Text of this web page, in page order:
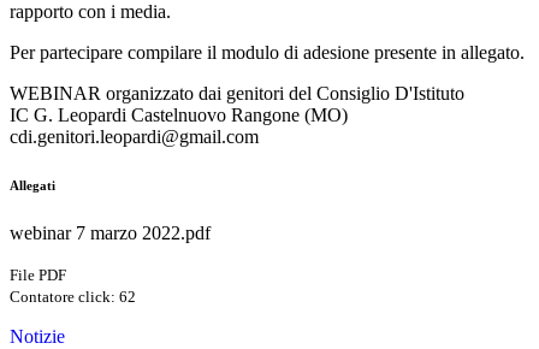
rapporto con i media.
Per partecipare compilare il modulo di adesione presente in allegato.
WEBINAR organizzato dai genitori del Consiglio D'Istituto
IC G. Leopardi Castelnuovo Rangone (MO)
cdi.genitori.leopardi@gmail.com
Allegati
webinar 7 marzo 2022.pdf
File PDF
Contatore click: 62
Notizie